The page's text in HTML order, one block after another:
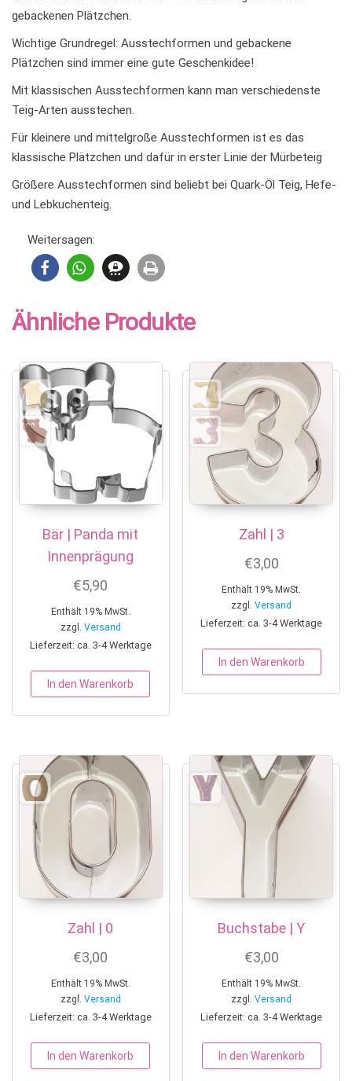
gebackenen Plätzchen.
Wichtige Grundregel: Ausstechformen und gebackene
Plätzchen sind immer eine gute Geschenkidee!
Mit klassischen Ausstechformen kann man verschiedenste
Teig-Arten ausstechen.
Für kleinere und mittelgroße Ausstechformen ist es das
klassische Plätzchen und dafür in erster Linie der Mürbeteig
Größere Ausstechformen sind beliebt bei Quark-Öl Teig, Hefe-
und Lebkuchenteig.
Weitersagen:
Ähnliche Produkte
Bär | Panda mit
Innenprägung
€5,90
Enthält 19% MwSt.
zzgl. Versand
Lieferzeit: ca. 3-4 Werktage
In den Warenkorb
Zahl | 3
€3,00
Enthält 19% MwSt.
zzgl.Versand
Lieferzeit: ca. 3-4 Werktage
In den Warenkorb
Zahl | 0
€3,00
Enthält 19% MwSt.
zzgl. Versand
Lieferzeit: ca. 3-4 Werktage
In den Warenkorb
Buchstabe | Y
€3,00
Enthält 19% MwSt.
zzgl.Versand
Lieferzeit: ca. 3-4 Werktage
In den Warenkorb